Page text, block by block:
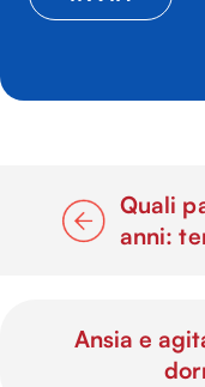
Quali
anni:
Ansia e